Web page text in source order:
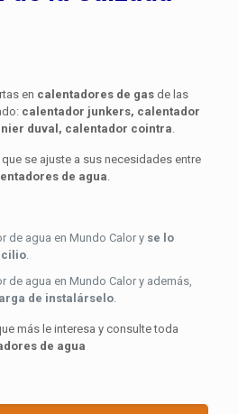
en calentadores de gas de las
calentador junkers, calentador
duval, calentador cointra
se ajuste a sus necesidades entre
de agua
de agua en Mundo Calor y se lo
de agua en Mundo Calor y además,
de instalárselo
más le interesa y consulte toda
de agua